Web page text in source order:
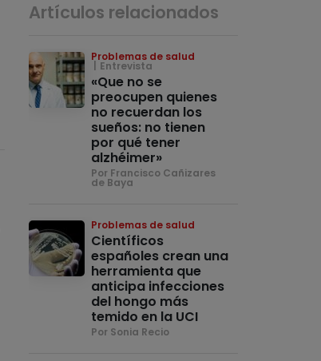
Artículos relacionados
Problemas de salud
Entrevista
«Que no se
preocupen quienes
no recuerdan los
sueños: no tienen
por qué tener
alzhéimer»
Por Francisco Cañizares
de Baya
Problemas de salud
Científicos
españoles crean una
herramienta que
anticipa infecciones
del hongo más
temido en la UCI
Por Sonia Recio